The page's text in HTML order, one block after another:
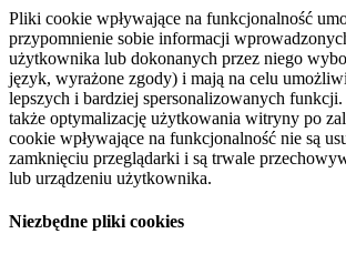
Pliki cookie wpływające na funkcjonalność
przypomnienie sobie informacji
użytkownika lub dokonanych przez niego
język, wyrażone zgody) i mają na celu
lepszych i bardziej spersonalizowanych
także optymalizację użytkowania witryny po
cookie wpływające na funkcjonalność nie są
zamknięciu przeglądarki i są trwale
lub urządzeniu użytkownika.
Niezbędne pliki cookies